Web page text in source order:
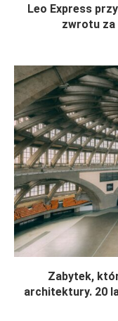
Leo Express
zwrotu za
Zabytek,
architektury. 20